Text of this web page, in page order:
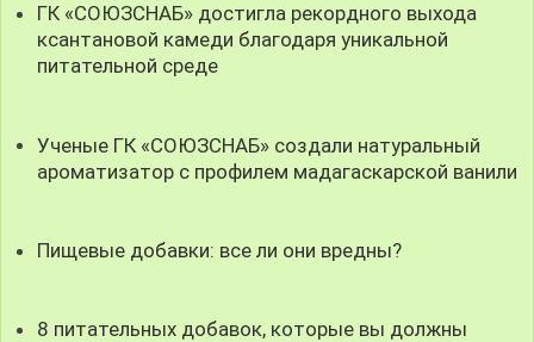
ГК «СОЮЗСНАБ» достигла рекордного выхода
ксантановой камеди благодаря уникальной
питательной среде
Ученые ГК «СОЮЗСНАБ» создали натуральный
ароматизатор с профилем мадагаскарской ванили
Пищевые добавки: все ли они вредны?
8 питательных добавок, которые вы должны